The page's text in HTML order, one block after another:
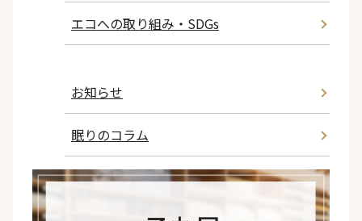
エコへの取り組み・SDGs
お知らせ
眠りのコラム